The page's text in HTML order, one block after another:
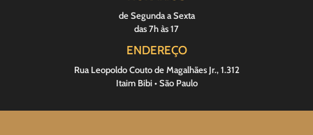
de Segunda a Sexta
das 7h às 17
ENDEREÇO
Rua Leopoldo Couto de Magalhães Jr., 1.312
Itaim Bibi • São Paulo